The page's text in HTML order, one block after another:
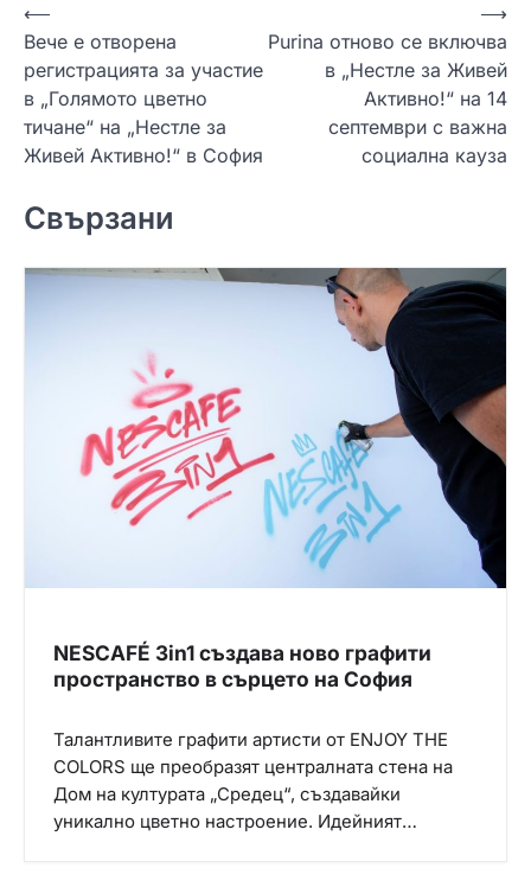
Н
а
в
и
г
а
ц
и
⟵
Вече е отворена
регистрацията за участие
в „Голямото цветно
тичане“ на „Нестле за
Живей Активно!“ в София
Purina отново се включва
в „Нестле за Живей
Активно!“ на 14
септември с важна
социална кауза
⟶
Свързани
NESCAFÉ 3in1 създава ново графити
пространство в сърцето на София
Талантливите графити артисти от ENJOY THE
COLORS ще преобразят централната стена на
Дом на културата „Средец“, създавайки
уникално цветно настроение. Идейният…